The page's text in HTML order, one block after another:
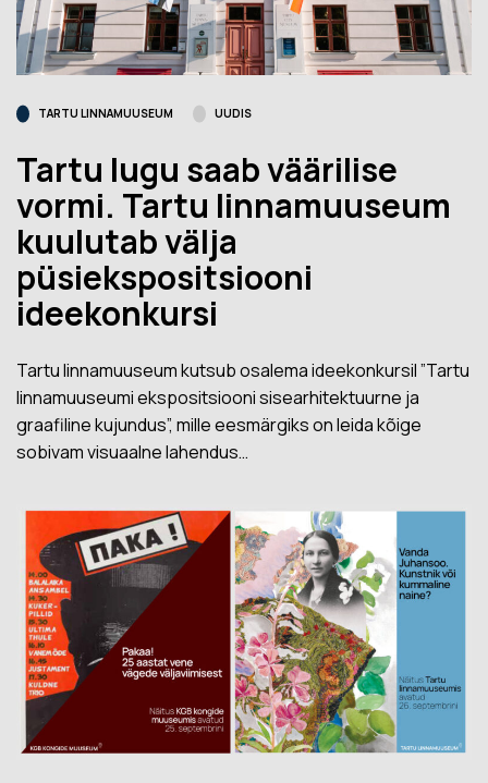
TARTU LINNAMUUSEUM UUDIS
Tartu lugu saab väärilise
vormi. Tartu linnamuuseum
kuulutab välja
püsiekspositsiooni
ideekonkursi
Tartu linnamuuseum kutsub osalema ideekonkursil ”Tartu
linnamuuseumi ekspositsiooni sisearhitektuurne ja
graafiline kujundus”, mille eesmärgiks on leida kõige
sobivam visuaalne lahendus…